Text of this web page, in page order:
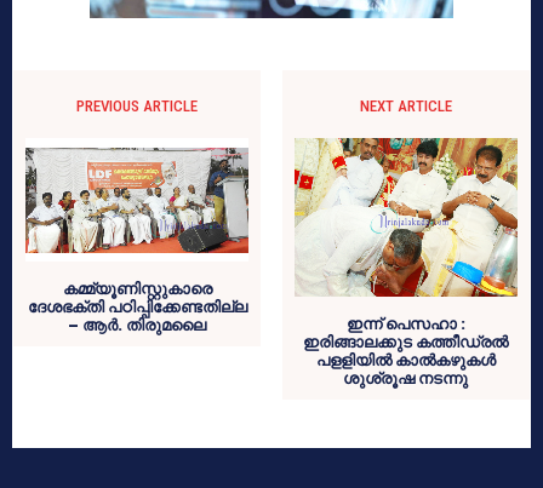
PREVIOUS ARTICLE
കമ്മ്യൂണിസ്റ്റുകാരെ
ദേശഭക്തി പഠിപ്പിക്കേണ്ടതില്ല
– ആര്‍. തിരുമലൈ
NEXT ARTICLE
ഇന്ന് പെസഹാ :
ഇരിങ്ങാലക്കുട കത്തീഡ്രല്‍
പളളിയില്‍ കാല്‍കഴുകള്‍
ശുശ്രൂഷ നടന്നു